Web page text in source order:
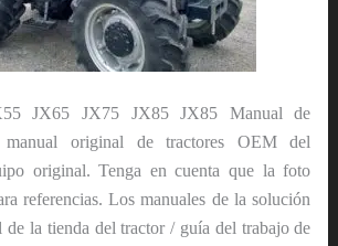
JX65 JX75 JX85 JX85 Manual de
original de tractores OEM del
original. Tenga en cuenta que la foto
referencias. Los manuales de la solución
de la tienda del tractor / guía del trabajo de